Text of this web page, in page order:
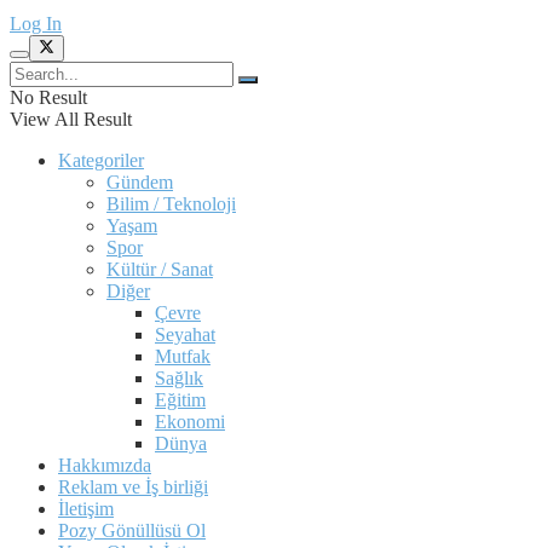
Log In
No Result
View All Result
Kategoriler
Gündem
Bilim / Teknoloji
Yaşam
Spor
Kültür / Sanat
Diğer
Çevre
Seyahat
Mutfak
Sağlık
Eğitim
Ekonomi
Dünya
Hakkımızda
Reklam ve İş birliği
İletişim
Pozy Gönüllüsü Ol